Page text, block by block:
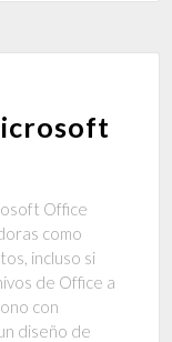
Office
como
incluso si
de Office a
con
diseño de